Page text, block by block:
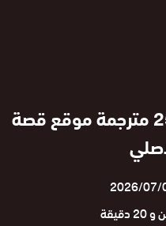
مسلسل الحسد الحلقة 25 مترجمة موقع قصة
2026/07/